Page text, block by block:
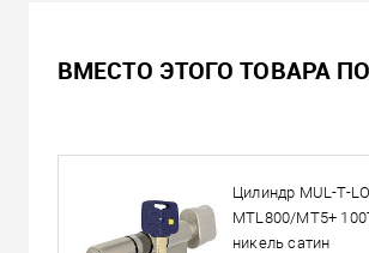
Кол-во:
В
ВМЕСТО ЭТОГО ТОВАРА
Цилиндр MUL-T-
MTL800/MT5+
никель сатин